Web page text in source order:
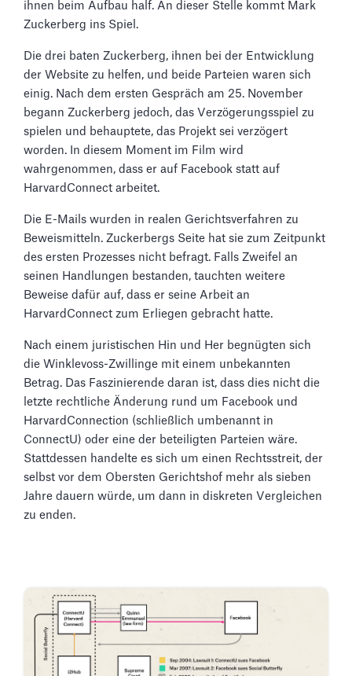
ihnen beim Aufbau half. An dieser Stelle kommt Mark
Zuckerberg ins Spiel.
Die drei baten Zuckerberg, ihnen bei der Entwicklung
der Website zu helfen, und beide Parteien waren sich
einig. Nach dem ersten Gespräch am 25. November
begann Zuckerberg jedoch, das Verzögerungsspiel zu
spielen und behauptete, das Projekt sei verzögert
worden. In diesem Moment im Film wird
wahrgenommen, dass er auf Facebook statt auf
HarvardConnect arbeitet.
Die E-Mails wurden in realen Gerichtsverfahren zu
Beweismitteln. Zuckerbergs Seite hat sie zum Zeitpunkt
des ersten Prozesses nicht befragt. Falls Zweifel an
seinen Handlungen bestanden, tauchten weitere
Beweise dafür auf, dass er seine Arbeit an
HarvardConnect zum Erliegen gebracht hatte.
Nach einem juristischen Hin und Her begnügten sich
die Winklevoss-Zwillinge mit einem unbekannten
Betrag. Das Faszinierende daran ist, dass dies nicht die
letzte rechtliche Änderung rund um Facebook und
HarvardConnection (schließlich umbenannt in
ConnectU) oder eine der beteiligten Parteien wäre.
Stattdessen handelte es sich um einen Rechtsstreit, der
selbst vor dem Obersten Gerichtshof mehr als sieben
Jahre dauern würde, um dann in diskreten Vergleichen
zu enden.